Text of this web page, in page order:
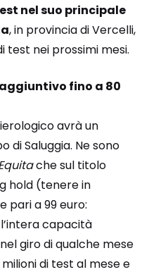
nel suo principale
, in provincia di Vercelli,
test nei prossimi mesi.
fino a 80
avrà un
di Saluggia. Ne sono
che sul titolo
hold (tenere in
a 99 euro:
capacità
giro di qualche mese
di test al mese e